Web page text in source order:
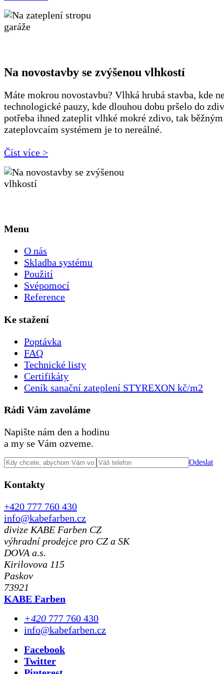
Na novostavby se zvýšenou vlhkostí
Máte mokrou novostavbu? Vlhká hrubá stavba, kde
technologické pauzy, kde dlouhou dobu pršelo do
potřeba ihned zateplit vlhké mokré zdivo, tak běžným
zateplovcaím systémem je to nereálné.
Číst více >
Menu
O nás
Skladba systému
Použití
Svépomocí
Reference
Ke stažení
Poptávka
FAQ
Technické listy
Certifikáty
Ceník sanační zateplení STYREXON kč/m2
Rádi Vám zavoláme
Napište nám den a hodinu
a my se Vám ozveme.
Odeslat
Kontakty
+420 777 760 430
info@kabefarben.cz
divize KABE Farben CZ
výhradní prodejce pro CZ a SK
DOVA a.s.
Kirilovova 115
Paskov
73921
KABE Farben
+420 777 760 430
info@kabefarben.cz
Facebook
Twitter